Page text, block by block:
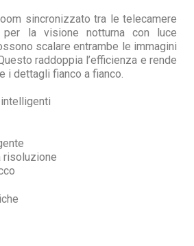
sincronizzato tra le telecamere
la visione notturna con luce
scalare entrambe le immagini
raddoppia l’efficienza e rende
i dettagli fianco a fianco.
risoluzione